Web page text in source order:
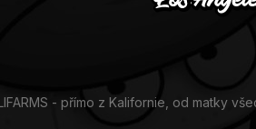
- přímo z Kalifornie, od matky